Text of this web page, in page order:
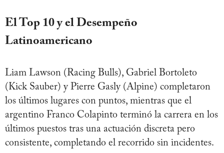
El Top 10 y el Desempeño
Latinoamericano
Liam Lawson (Racing Bulls), Gabriel Bortoleto
(Kick Sauber) y Pierre Gasly (Alpine) completaron
los últimos lugares con puntos, mientras que el
argentino Franco Colapinto terminó la carrera en los
últimos puestos tras una actuación discreta pero
consistente, completando el recorrido sin incidentes.